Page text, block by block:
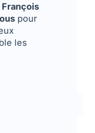
François
pour
les